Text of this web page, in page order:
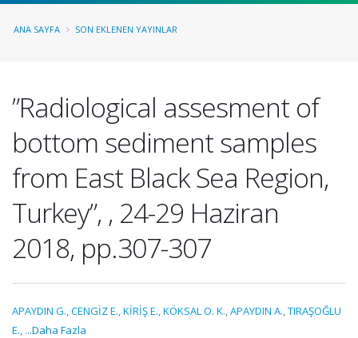
ANA SAYFA SON EKLENEN YAYINLAR
”Radiological assesment of
bottom sediment samples
from East Black Sea Region,
Turkey”, , 24-29 Haziran
2018, pp.307-307
APAYDIN G.,CENGİZ E.,KİRİŞ E.,KÖKSAL O. K.,APAYDIN A.,TIRAŞOĞLU
E., ...Daha Fazla